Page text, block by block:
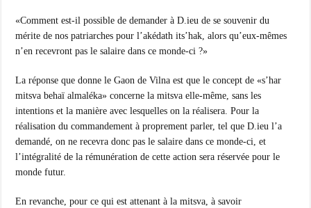
«Comment est-il possible de demander à D.ieu de se souvenir du
mérite de nos patriarches pour l’akédath its’hak, alors qu’eux-mêmes
n’en recevront pas le salaire dans ce monde-ci ?»
La réponse que donne le Gaon de Vilna est que le concept de «s’har
mitsva behaï almaléka» concerne la mitsva elle-même, sans les
intentions et la manière avec lesquelles on la réalisera. Pour la
réalisation du commandement à proprement parler, tel que D.ieu l’a
demandé, on ne recevra donc pas le salaire dans ce monde-ci, et
l’intégralité de la rémunération de cette action sera réservée pour le
monde futur.
En revanche, pour ce qui est attenant à la mitsva, à savoir